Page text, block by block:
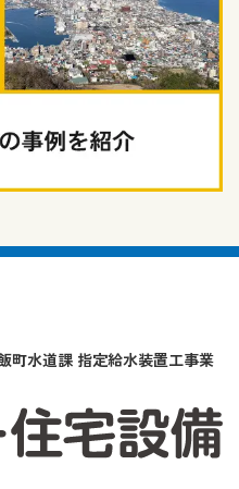
町水道課 指定給水装置工事業